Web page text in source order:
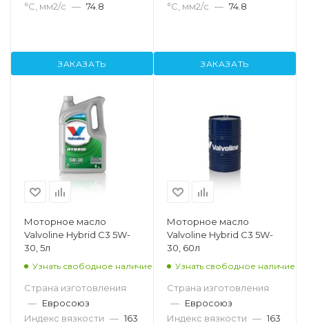
°С, мм2/с — 74.8
ЗАКАЗАТЬ
°С, мм2/с — 74.8
ЗАКАЗАТЬ
Моторное масло
Valvoline Hybrid C3 5W-
30, 5л
Узнать свободное наличие
Страна изготовления
— Евросоюз
Индекс вязкости — 163
Моторное масло
Valvoline Hybrid C3 5W-
30, 60л
Узнать свободное наличие
Страна изготовления
— Евросоюз
Индекс вязкости — 163